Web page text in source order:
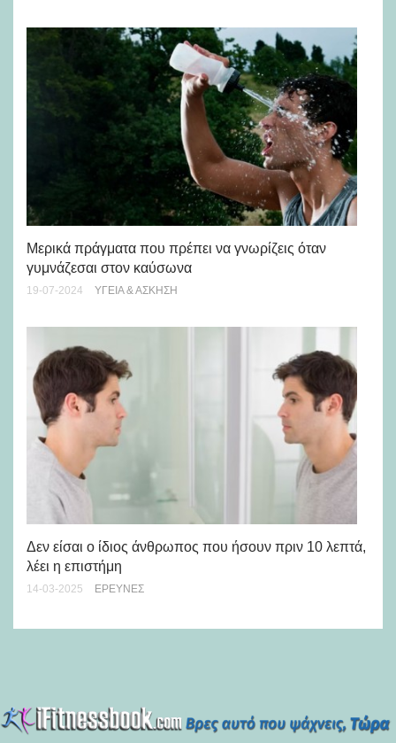
Μερικά πράγματα που πρέπει να γνωρίζεις όταν
γυμνάζεσαι στον καύσωνα
19-07-2024 ΥΓΕΊΑ & ΆΣΚΗΣΗ
Δεν είσαι ο ίδιος άνθρωπος που ήσουν πριν 10 λεπτά,
λέει η επιστήμη
14-03-2025 ΈΡΕΥΝΕΣ